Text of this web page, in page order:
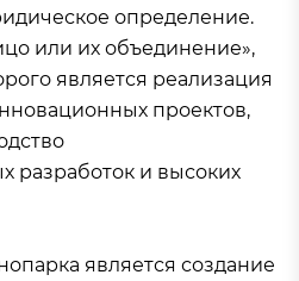
определение.
или их объединение»,
является реализация
проектов,
разработок и высоких
является создание